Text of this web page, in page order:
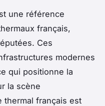
une référence
français,
Ces
modernes
qui positionne la
la scène
thermal français est